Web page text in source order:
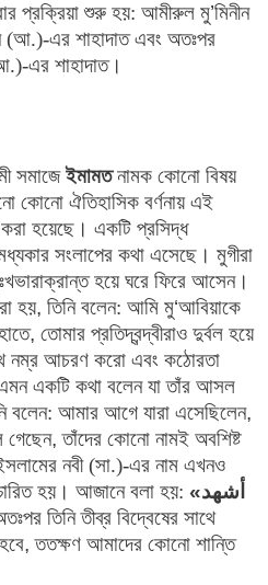
প্রক্রিয়া শুরু হয়: আমীরুল মু’মিনীন
(আ.)-এর শাহাদাত এবং অতঃপর
এর শাহাদাত।
সমাজে ইমামত নামক কোনো বিষয়
কোনো ঐতিহাসিক বর্ণনায় এই
করা হয়েছে। একটি প্রসিদ্ধ
সংলাপের কথা এসেছে। মুগীরা
হয়ে ঘরে ফিরে আসেন।
হয়, তিনি বলেন: আমি মু‘আবিয়াকে
, তোমার প্রতিদ্বন্দ্বীরাও দুর্বল হয়ে
নম্র আচরণ করো এবং কঠোরতা
একটি কথা বলেন যা তাঁর আসল
বলেন: আমার আগে যারা এসেছিলেন,
গেছেন,তাঁদের কোনো নামই অবশিষ্ট
নবী (সা.)-এর নাম এখনও
হয়। আজানে বলা হয়: «أشهد
তিনি তীব্র বিদ্বেষের সাথে
,ততক্ষণ আমাদের কোনো শান্তি